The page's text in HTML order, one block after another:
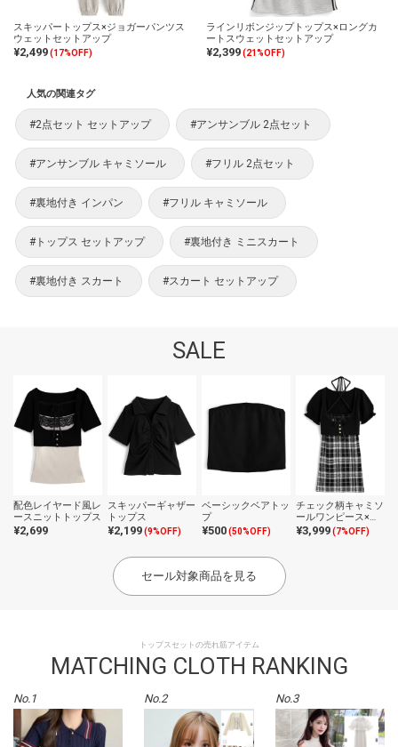
スキッパートップス×ジョガーパンツス
ウェットセットアップ
¥2,499(17%OFF)
ラインリボンジップトップス×ロングカ
ートスウェットセットアップ
¥2,399(21%OFF)
人気の関連タグ
#2点セット セットアップ #アンサンブル 2点セット
#アンサンブル キャミソール #フリル 2点セット
#裏地付き インパン #フリル キャミソール
#トップス セットアップ #裏地付き ミニスカート
#裏地付き スカート #スカート セットアップ
SALE
配色レイヤード風レ
ースニットトップス
¥2,699
スキッパーギャザー
トップス
¥2,199(9%OFF)
ベーシックベアトッ
プ
¥500(50%OFF)
チェック柄キャミソ
ールワンピース×ク
ロップドトップスニ
ットアンサンブル
¥3,999(7%OFF)
セール対象商品を見る
トップスセットの売れ筋アイテム
MATCHING CLOTH RANKING
No.1 No.2 No.3